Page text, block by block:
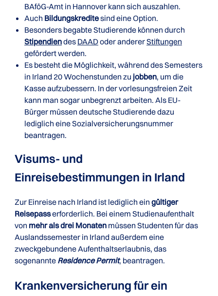
BAföG-Amt in Hannover kann sich auszahlen.
Auch Bildungskreditesind eine Option.
Besonders begabte Studierende können durch
Stipendiendes DAADoder andererStiftungen
gefördert werden.
Es besteht die Möglichkeit, während des Semesters
in Irland 20 Wochenstunden zu jobben, um die
Kasse aufzubessern. In der vorlesungsfreien Zeit
kann man sogar unbegrenzt arbeiten. Als EU-
Bürger müssen deutsche Studierende dazu
lediglich eine Sozialversicherungsnummer
beantragen.
Visums- und
Einreisebestimmungen in Irland
Zur Einreise nach Irland ist lediglich ein gültiger
Reisepasserforderlich. Bei einem Studienaufenthalt
von mehr als drei Monaten müssen Studenten für das
Auslandssemester in Irland außerdem eine
zweckgebundene Aufenthaltserlaubnis, das
sogenannte Residence Permit, beantragen.
Krankenversicherung für ein